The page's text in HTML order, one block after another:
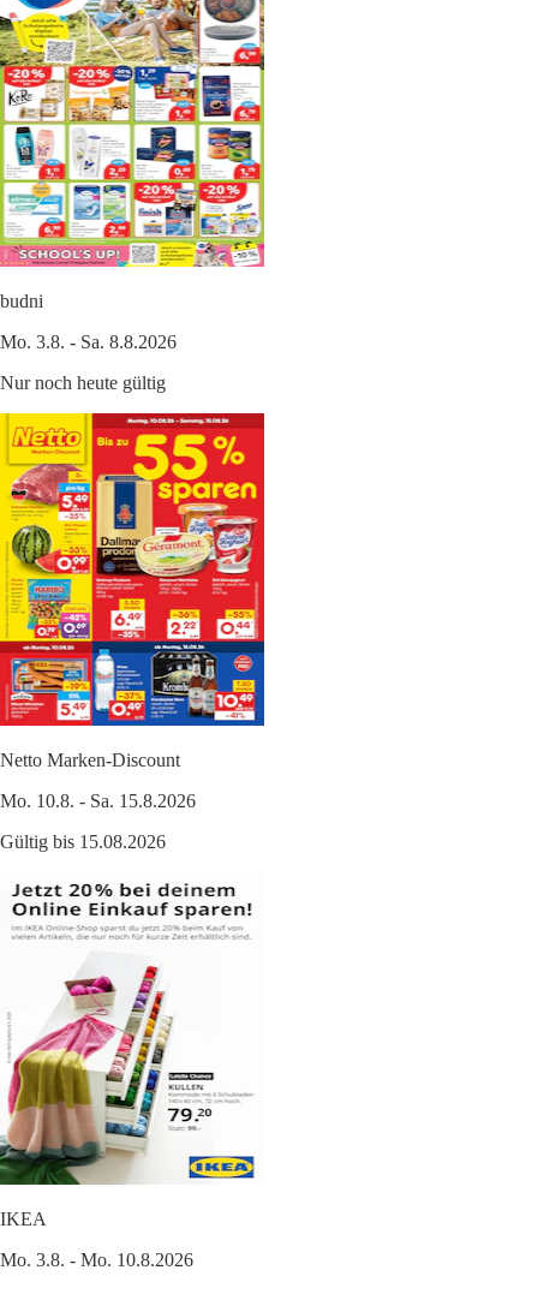
budni
Mo. 3.8. - Sa. 8.8.2026
Nur noch heute gültig
Netto Marken-Discount
Mo. 10.8. - Sa. 15.8.2026
Gültig bis 15.08.2026
IKEA
Mo. 3.8. - Mo. 10.8.2026